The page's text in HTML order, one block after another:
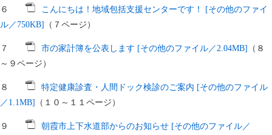
６
こんにちは！地域包括支援センターです！ [その他のファイ
ル／750KB]
（７ページ）
７ 市の家計簿を公表します [その他のファイル／2.04MB]
（８
～９ページ）
８
特定健康診査・人間ドック検診のご案内 [その他のファイル
／1.1MB]
（１０～１１ページ）
９
朝霞市上下水道部からのお知らせ [その他のファイル／